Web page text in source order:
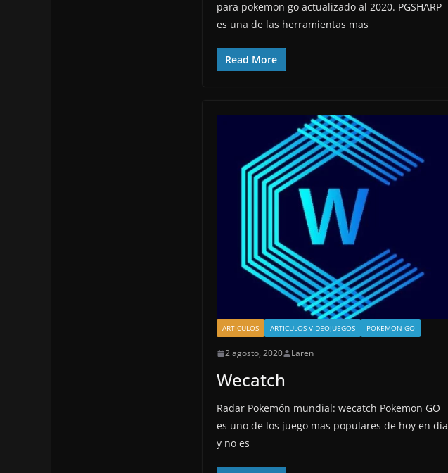
para pokemon go actualizado al 2020. PGSHARP
es una de las herramientas mas
Read More
ARTICULOS ARTICULOS VIDEOJUEGOS POKEMON GO
2 agosto, 2020 Laren
Wecatch
Radar Pokemón mundial: wecatch Pokemon GO
es uno de los juego mas populares de hoy en día
y no es